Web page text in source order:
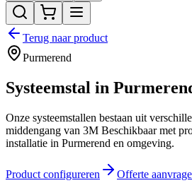
Terug naar product
Purmerend
Systeemstal in
Onze systeemstallen bestaan uit
middengang van 3M Beschikbaar met
installatie in Purmerend en omgeving.
Product configureren Offerte